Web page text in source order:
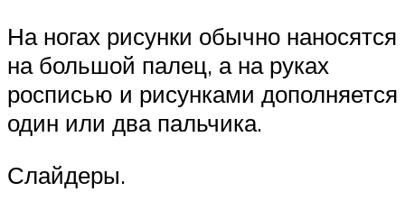
На ногах рисунки обычно наносятся
на большой палец, а на руках
росписью и рисунками дополняется
один или два пальчика.
Слайдеры.